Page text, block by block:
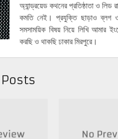
অ্যান্ড্রয়েড কথনের প্রতিষ্ঠাতা ও
কমতি নেই। প্রযুক্তি ছাড়াও ব্লগ
সমসাময়িক বিষয় নিয়ে লিখি আমার
করছি ও থাকছি ঢাকার মিরপুরে।